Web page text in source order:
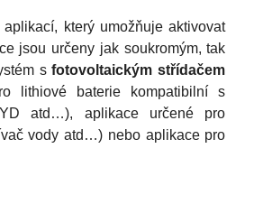
který umožňuje aktivovat
jsou určeny jak soukromým, tak
sfotovoltaickým střídačem
lithiové baterie kompatibilní s
atd…), aplikace určené pro
vody atd…) nebo aplikace pro